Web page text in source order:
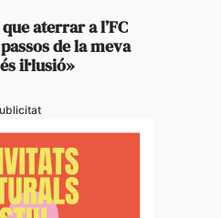
aterrar a l’FC
de la meva
il·lusió»